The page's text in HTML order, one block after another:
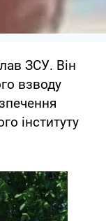
ЗСУ. Він
взводу
інституту